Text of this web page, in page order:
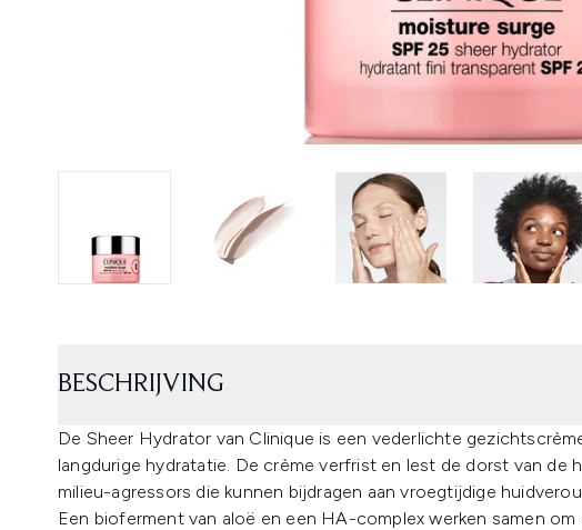
BESCHRIJVING
De Sheer Hydrator van Clinique is een vederlichte
langdurige hydratatie. De crème verfrist en lest de dorst van de
milieu-agressors die kunnen bijdragen aan vroegtijdige
Een bioferment van aloë en een HA-complex werken samen